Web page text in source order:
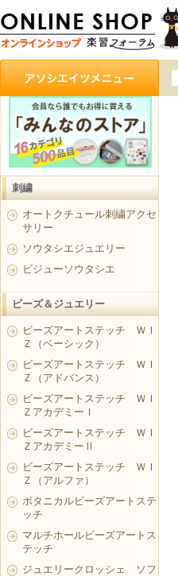
刺繍
オートクチュール刺繍アクセ
サリー
ソウタシエジュエリー
ビジューソウタシエ
ビーズ＆ジュエリー
ビーズアートステッチ ＷＩ
Ｚ（ベーシック）
ビーズアートステッチ ＷＩ
Ｚ（アドバンス）
ビーズアートステッチ ＷＩ
ＺアカデミーⅠ
ビーズアートステッチ ＷＩ
ＺアカデミーⅡ
ビーズアートステッチ ＷＩ
Ｚ（アルファ）
ボタニカルビーズアートステ
ッチ
マルチホールビーズアートス
テッチ
ジュエリークロッシェ ソフ